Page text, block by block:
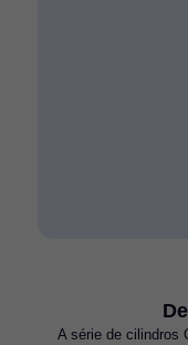
A série de cilindros